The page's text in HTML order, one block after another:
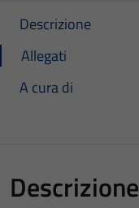
Descrizione
Allegati
A cura di
Descrizione